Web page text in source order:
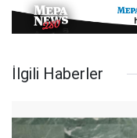
İlgili Haberler